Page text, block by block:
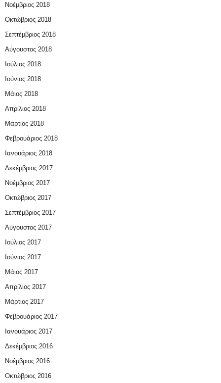
Νοέμβριος 2018
Οκτώβριος 2018
Σεπτέμβριος 2018
Αύγουστος 2018
Ιούλιος 2018
Ιούνιος 2018
Μάιος 2018
Απρίλιος 2018
Μάρτιος 2018
Φεβρουάριος 2018
Ιανουάριος 2018
Δεκέμβριος 2017
Νοέμβριος 2017
Οκτώβριος 2017
Σεπτέμβριος 2017
Αύγουστος 2017
Ιούλιος 2017
Ιούνιος 2017
Μάιος 2017
Απρίλιος 2017
Μάρτιος 2017
Φεβρουάριος 2017
Ιανουάριος 2017
Δεκέμβριος 2016
Νοέμβριος 2016
Οκτώβριος 2016